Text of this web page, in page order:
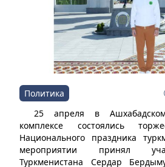
Политика
25 апреля в Ашхабадском
комплексе состоялись
Национального праздника
мероприятии принял
Туркменистана Сердар